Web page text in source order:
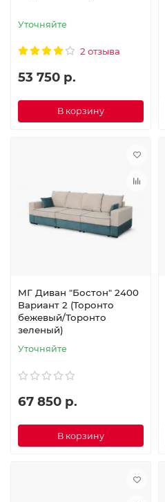
Уточняйте
2 отзыва
53 750 р.
В корзину
МГ Диван "Бостон" 2400
Вариант 2 (Торонто
бежевый/Торонто
зеленый)
Уточняйте
67 850 р.
В корзину